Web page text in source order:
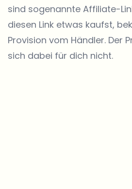
sind sogenannte Affiliate-
diesen Link etwas kaufst,
Provision vom Händler. Der
sich dabei für dich nicht.